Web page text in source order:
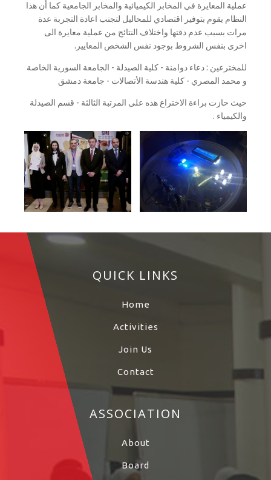
عملية المعايرة في المخابر الكيميائية والمخابر الجامعية كما أن هذا
النظام يقوم بتوفير اقتصادي للمحاليل لتجنب اعادة التجربة عدة
مرات بسبب عدم دقتها واختلاف النتائج من عملية معايرة الى
اخرى بنفس الشروط بوجود نفس الشخص المعايير.
للمخترعين : دعاء دوامنة - كلية الصيدلة - الجامعة السورية الخاصة
و محمد المصري - كلية هندسة الأتصالات - جامعة دمشق
حيث حازت براءة الاختراع هذه على المرتبة الثالثة - قسم الصيدلة
والكيمياء .
QUICK LINKS
Home
Activities
Join Us
Contact
ASSOCIATION
About
Board